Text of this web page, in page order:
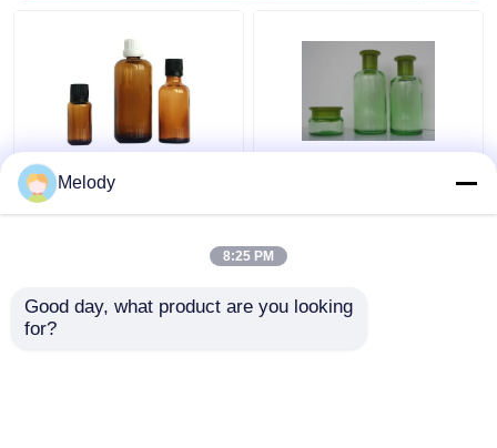
캡 점적기와 호박색의
정유 유리병 100 밀리람
오리피스 리듀서 & 캡과
Melody
8:25 PM
Good day, what product are you looking
for?